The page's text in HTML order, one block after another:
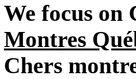
We focus on
Montres
Chers